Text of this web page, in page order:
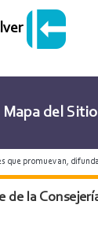
Mapa del Sitio
promuevan,
de la